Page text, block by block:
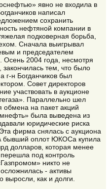
явно не входила в
написал
сохранить
нефтяной компании в
подковерная борьба,
Сначала выигрывал
и председателем
2004 года, несмотря
тем, что было
г-н Богданчиков был
Совет директоров
участвовать в аукционе
Параллельно шел
обмена на пакет акций
была выведена из
юридические риска
фирма снялась с аукциона
бывший оплот ЮКОСа купила
долларов, которая менее
под контроль
никто не
- активы
выросли, как и долги.